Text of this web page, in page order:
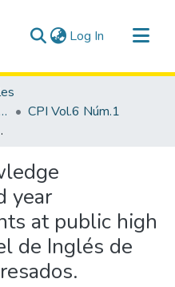
Log In (current)
e Innovación - CPI
CPI Vol.6 Núm.1
los estudiantes egresados.
year
at public high
de Inglés de